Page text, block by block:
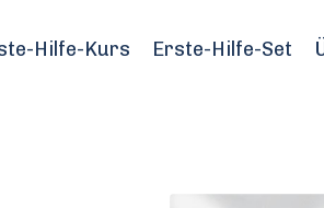
Hilfe-Kurs Erste-Hilfe-Set